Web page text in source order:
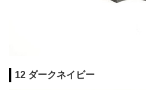
12 ダークネイビー